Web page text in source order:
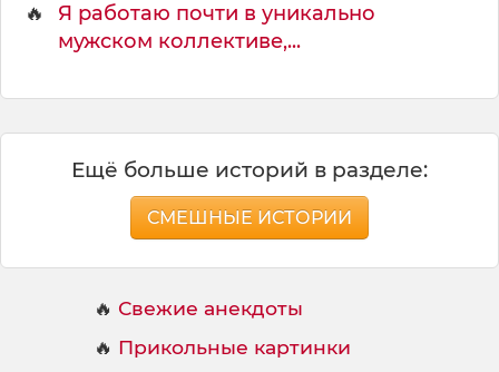
🔥
Я работаю почти в уникально
мужском коллективе,...
Ещё больше историй в разделе:
СМЕШНЫЕ ИСТОРИИ
🔥 Свежие анекдоты
🔥 Прикольные картинки